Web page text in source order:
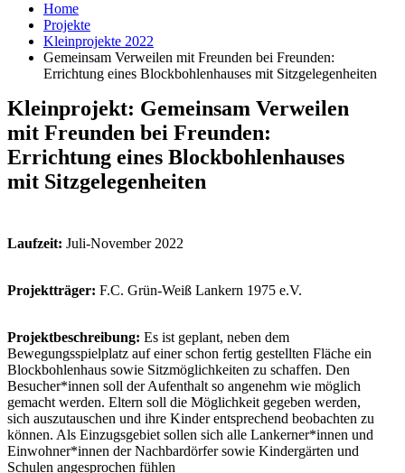
Home
Projekte
Kleinprojekte 2022
Gemeinsam Verweilen mit Freunden bei Freunden:
Errichtung eines Blockbohlenhauses mit Sitzgelegenheiten
Kleinprojekt: Gemeinsam Verweilen
mit Freunden bei Freunden:
Errichtung eines Blockbohlenhauses
mit Sitzgelegenheiten
Laufzeit: Juli-November 2022
Projektträger: F.C. Grün-Weiß Lankern 1975 e.V.
Projektbeschreibung: Es ist geplant, neben dem
Bewegungsspielplatz auf einer schon fertig gestellten Fläche ein
Blockbohlenhaus sowie Sitzmöglichkeiten zu schaffen. Den
Besucher*innen soll der Aufenthalt so angenehm wie möglich
gemacht werden. Eltern soll die Möglichkeit gegeben werden,
sich auszutauschen und ihre Kinder entsprechend beobachten zu
können. Als Einzugsgebiet sollen sich alle Lankerner*innen und
Einwohner*innen der Nachbardörfer sowie Kindergärten und
Schulen angesprochen fühlen